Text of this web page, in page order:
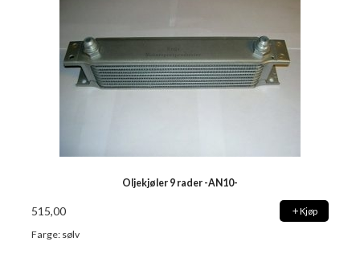
Oljekjøler 9 rader -AN10-
515,00 Kjøp
Farge: sølv